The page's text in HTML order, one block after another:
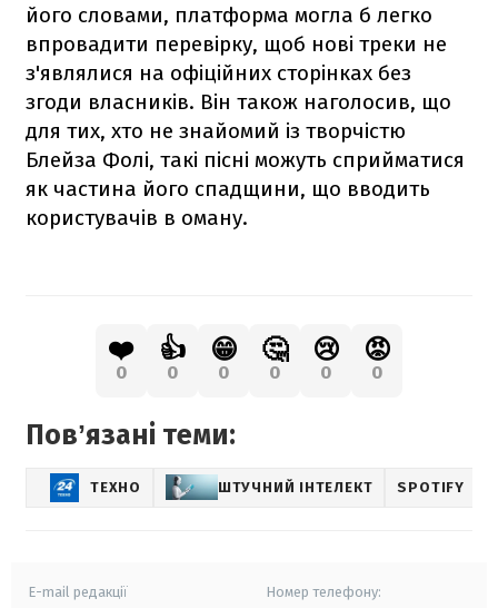
його словами, платформа могла б легко
впровадити перевірку, щоб нові треки не
з'являлися на офіційних сторінках без
згоди власників. Він також наголосив, що
для тих, хто не знайомий із творчістю
Блейза Фолі, такі пісні можуть сприйматися
як частина його спадщини, що вводить
користувачів в оману.
❤️
0
👍
0
😁
0
🤔
0
😢
0
😡
0
Повʼязані теми:
ТЕХНО ШТУЧНИЙ ІНТЕЛЕКТ SPOTIFY
E-mail редакції Номер телефону: